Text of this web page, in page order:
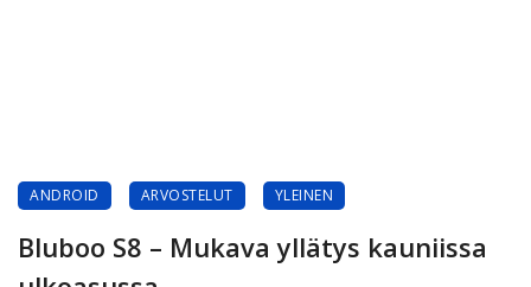
ANDROID ARVOSTELUT YLEINEN
Bluboo S8 – Mukava yllätys kauniissa